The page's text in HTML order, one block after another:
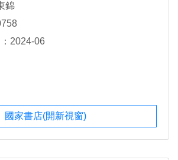
錦
2024-06
國家書店(開新視窗)